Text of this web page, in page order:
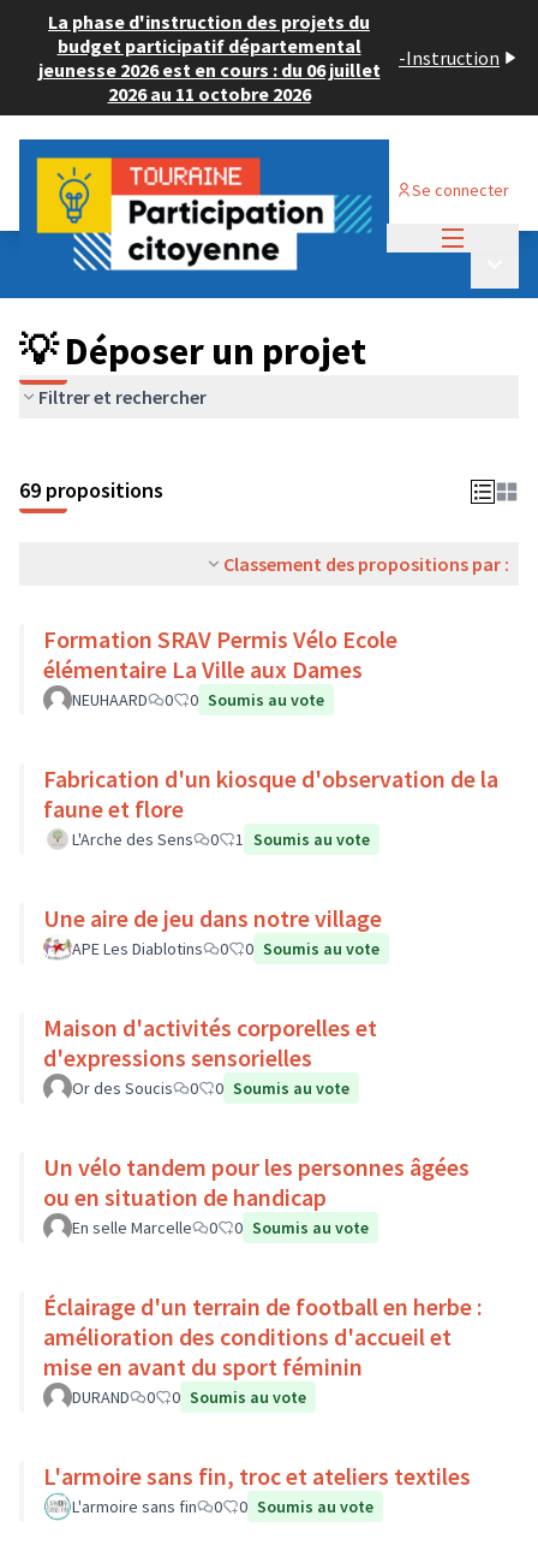
La phase d'instruction des projets du
budget participatif départemental
jeunesse 2026 est en cours : du 06 juillet
2026 au 11 octobre 2026
-Instruction
Se connecter
Budget Participatif ADULTE 2024
💡 Déposer un projet
💡 Déposer un projet
Filtrer et rechercher
69 propositions
Classement des propositions par :
Formation SRAV Permis Vélo Ecole
élémentaire La Ville aux Dames
NEUHAARD 0 0 Soumis au vote
Fabrication d'un kiosque d'observation de la
faune et flore
L'Arche des Sens 0 1 Soumis au vote
Une aire de jeu dans notre village
APE Les Diablotins 0 0 Soumis au vote
Maison d'activités corporelles et
d'expressions sensorielles
Or des Soucis 0 0 Soumis au vote
Un vélo tandem pour les personnes âgées
ou en situation de handicap
En selle Marcelle 0 0 Soumis au vote
Éclairage d'un terrain de football en herbe :
amélioration des conditions d'accueil et
mise en avant du sport féminin
DURAND 0 0 Soumis au vote
L'armoire sans fin, troc et ateliers textiles
L'armoire sans fin 0 0 Soumis au vote